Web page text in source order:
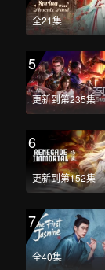
全21集
5
更新到第235集
6
更新到第152集
7
全40集